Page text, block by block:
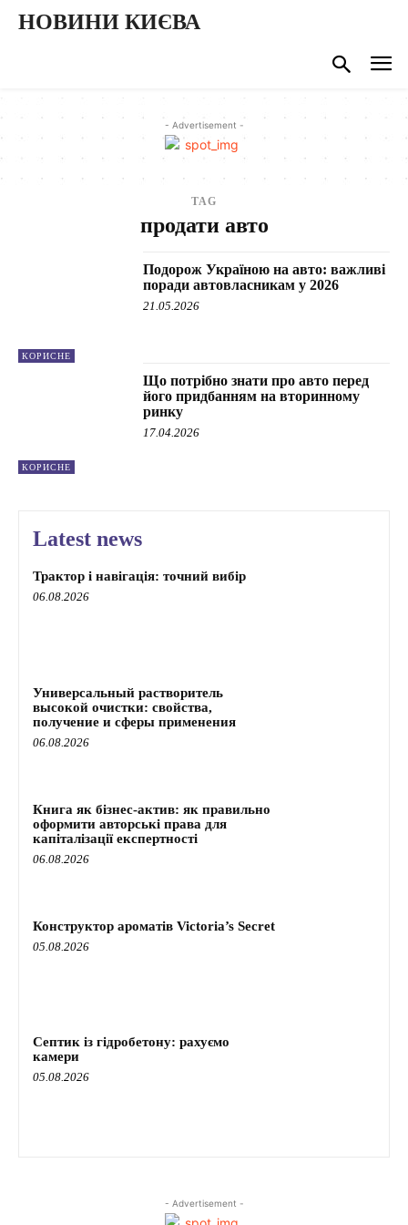
НОВИНИ КИЄВА
- Advertisement -
TAG
продати авто
КОРИСНЕ
Подорож Україною на авто: важливі
поради автовласникам у 2026
21.05.2026
КОРИСНЕ
Що потрібно знати про авто перед
його придбанням на вторинному
ринку
17.04.2026
Latest news
Трактор і навігація: точний вибір
06.08.2026
Универсальный растворитель
высокой очистки: свойства,
получение и сферы применения
06.08.2026
Книга як бізнес-актив: як правильно
оформити авторські права для
капіталізації експертності
06.08.2026
Конструктор ароматів Victoria’s Secret
05.08.2026
Септик із гідробетону: рахуємо
камери
05.08.2026
- Advertisement -